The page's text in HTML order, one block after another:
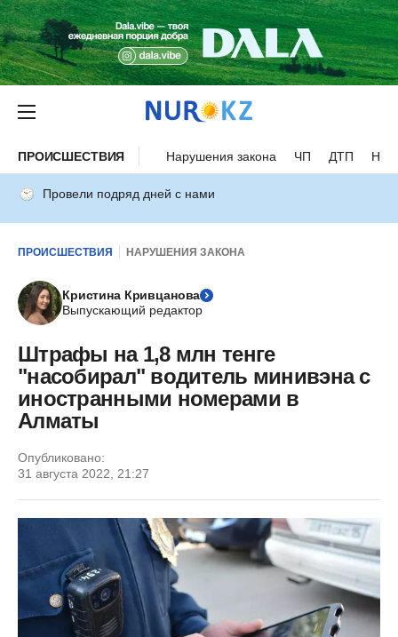
ПРОИСШЕСТВИЯ Нарушения закона ЧП ДТП
Провели подряд дней с нами
ПРОИСШЕСТВИЯ НАРУШЕНИЯ ЗАКОНА
Кристина Кривцанова
Выпускающий редактор
Штрафы на 1,8 млн тенге
"насобирал" водитель минивэна с
иностранными номерами в
Алматы
Опубликовано:
31 августа 2022, 21:27